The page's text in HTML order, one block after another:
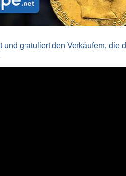
und gratuliert den Verkäufern, die